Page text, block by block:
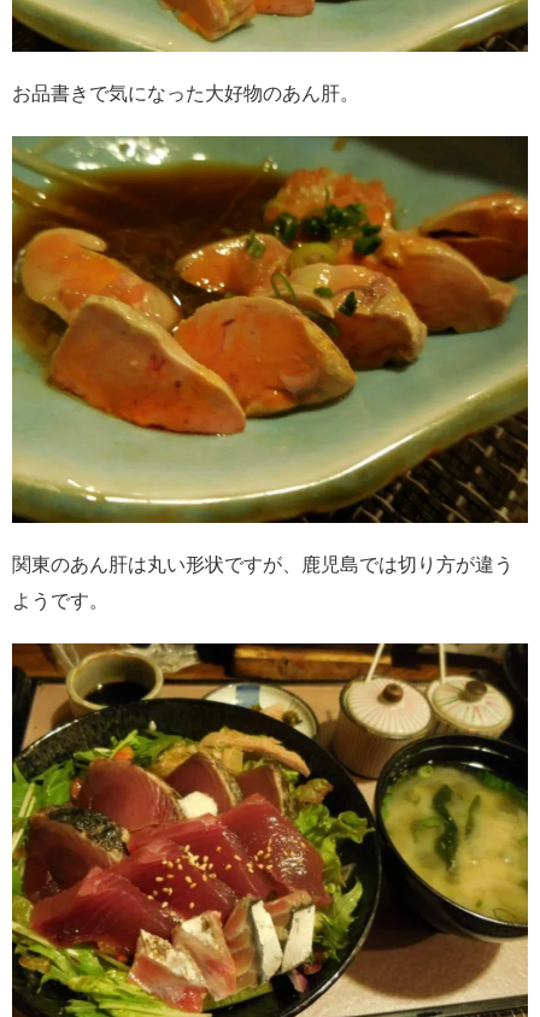
お品書きで気になった大好物のあん肝。
関東のあん肝は丸い形状ですが、鹿児島では切り方が違う
ようです。